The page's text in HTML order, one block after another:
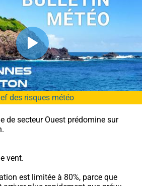
des risques météo
de secteur Ouest prédomine sur
vent.
est limitée à 80%, parce que